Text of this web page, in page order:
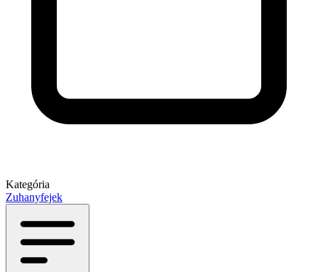
Kategória
Zuhanyfejek